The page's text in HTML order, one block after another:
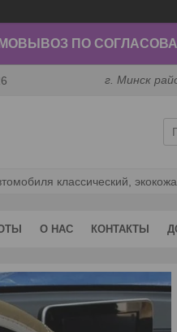
ПО
г. Минск
классический,
О НАС КОНТАКТЫ